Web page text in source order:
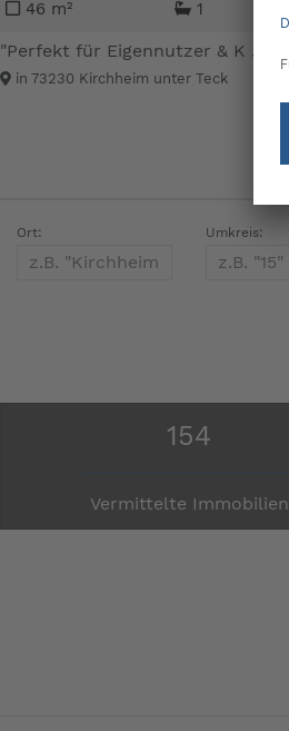
46 m² 1
"Perfekt für Eigennutzer & K ...
in 73230 Kirchheim unter Teck
Ort: Umkreis:
154
Vermittelte Immobilien